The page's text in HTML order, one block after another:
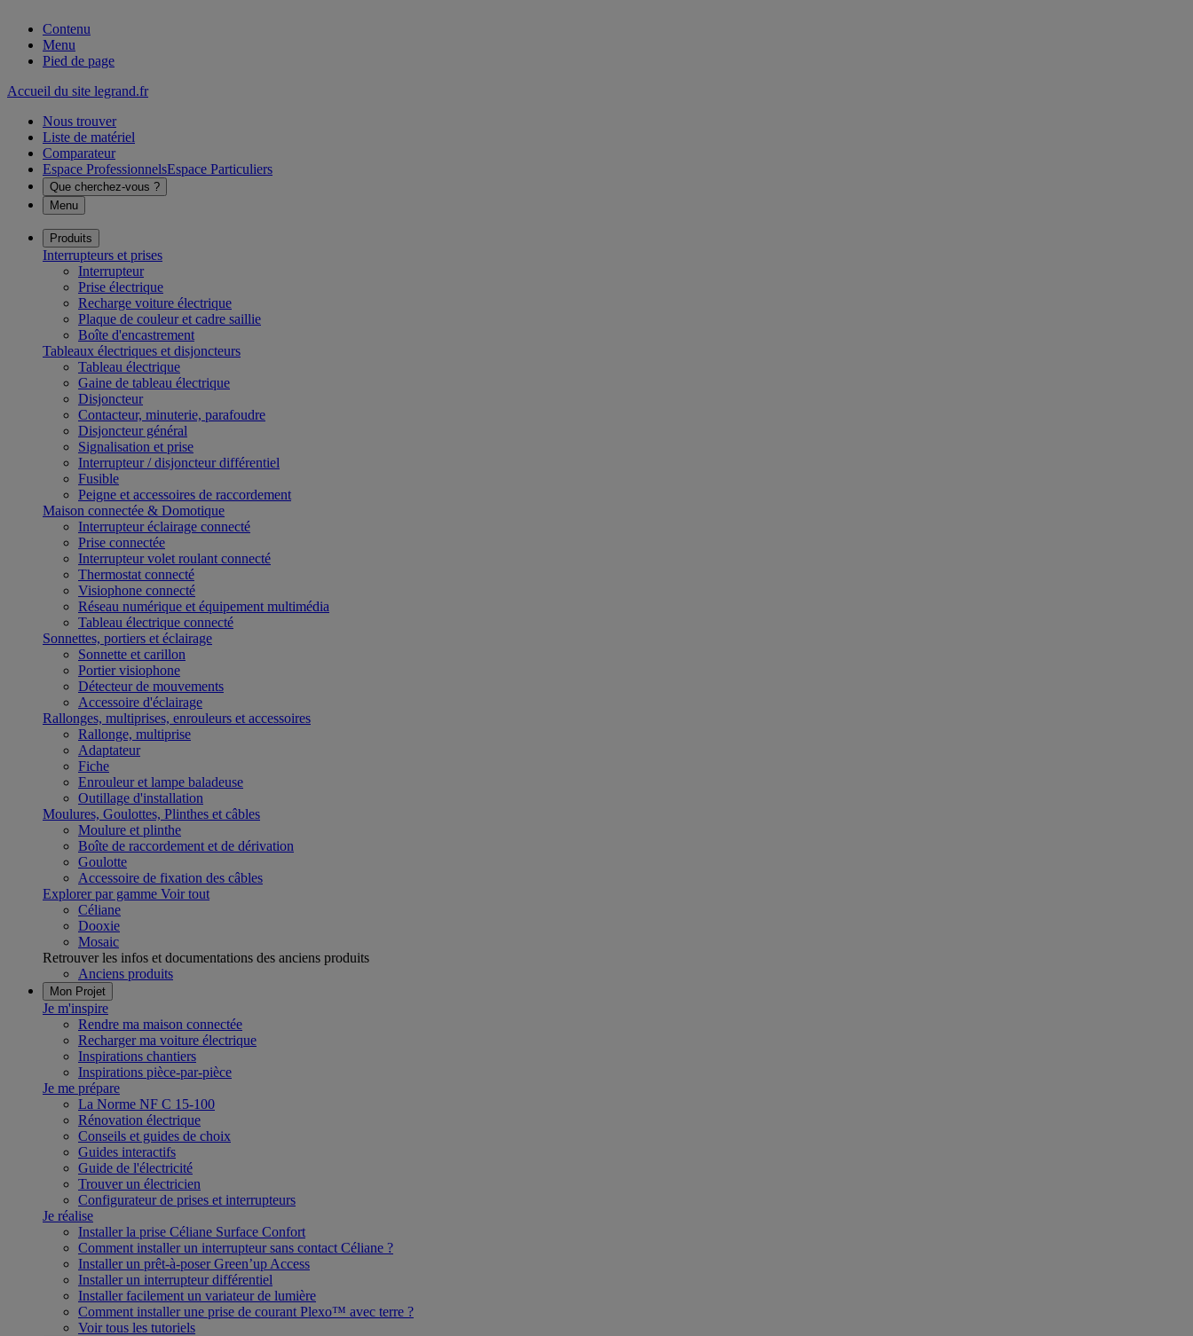
Contenu
Menu
Pied de page
Accueil du site legrand.fr
Nous trouver
Liste de matériel
Comparateur
Espace ProfessionnelsEspace Particuliers
Que cherchez-vous ?
Menu
Produits
Interrupteurs et prises
Interrupteur
Prise électrique
Recharge voiture électrique
Plaque de couleur et cadre saillie
Boîte d'encastrement
Tableaux électriques et disjoncteurs
Tableau électrique
Gaine de tableau électrique
Disjoncteur
Contacteur, minuterie, parafoudre
Disjoncteur général
Signalisation et prise
Interrupteur / disjoncteur différentiel
Fusible
Peigne et accessoires de raccordement
Maison connectée & Domotique
Interrupteur éclairage connecté
Prise connectée
Interrupteur volet roulant connecté
Thermostat connecté
Visiophone connecté
Réseau numérique et équipement multimédia
Tableau électrique connecté
Sonnettes, portiers et éclairage
Sonnette et carillon
Portier visiophone
Détecteur de mouvements
Accessoire d'éclairage
Rallonges, multiprises, enrouleurs et accessoires
Rallonge, multiprise
Adaptateur
Fiche
Enrouleur et lampe baladeuse
Outillage d'installation
Moulures, Goulottes, Plinthes et câbles
Moulure et plinthe
Boîte de raccordement et de dérivation
Goulotte
Accessoire de fixation des câbles
Explorer par gamme Voir tout
Céliane
Dooxie
Mosaic
Retrouver les infos et documentations des anciens produits
Anciens produits
Mon Projet
Je m'inspire
Rendre ma maison connectée
Recharger ma voiture électrique
Inspirations chantiers
Inspirations pièce-par-pièce
Je me prépare
La Norme NF C 15-100
Rénovation électrique
Conseils et guides de choix
Guides interactifs
Guide de l'électricité
Trouver un électricien
Configurateur de prises et interrupteurs
Je réalise
Installer la prise Céliane Surface Confort
Comment installer un interrupteur sans contact Céliane ?
Installer un prêt-à-poser Green’up Access
Installer un interrupteur différentiel
Installer facilement un variateur de lumière
Comment installer une prise de courant Plexo™ avec terre ?
Voir tous les tutoriels